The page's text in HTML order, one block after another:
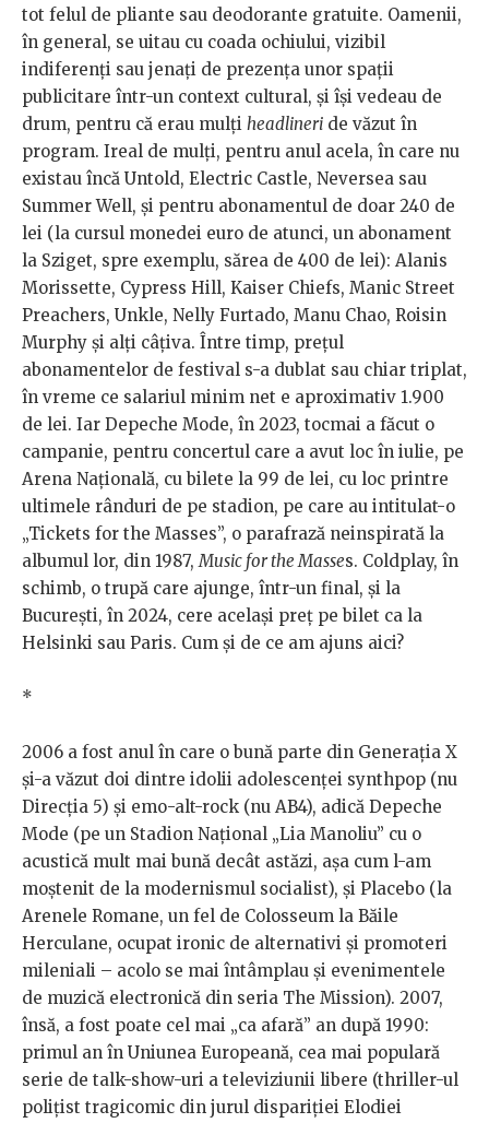
tot felul de pliante sau deodorante gratuite. Oamenii,
în general, se uitau cu coada ochiului, vizibil
indiferenți sau jenați de prezența unor spații
publicitare într-un context cultural, și își vedeau de
drum, pentru că erau mulți headlineri de văzut în
program. Ireal de mulți, pentru anul acela, în care nu
existau încă Untold, Electric Castle, Neversea sau
Summer Well, și pentru abonamentul de doar 240 de
lei (la cursul monedei euro de atunci, un abonament
la Sziget, spre exemplu, sărea de 400 de lei): Alanis
Morissette, Cypress Hill, Kaiser Chiefs, Manic Street
Preachers, Unkle, Nelly Furtado, Manu Chao, Roisin
Murphy și alți câțiva. Între timp, prețul
abonamentelor de festival s-a dublat sau chiar triplat,
în vreme ce salariul minim net e aproximativ 1.900
de lei. Iar Depeche Mode, în 2023, tocmai a făcut o
campanie, pentru concertul care a avut loc în iulie, pe
Arena Națională, cu bilete la 99 de lei, cu loc printre
ultimele rânduri de pe stadion, pe care au intitulat-o
„Tickets for the Masses”, o parafrază neinspirată la
albumul lor, din 1987,Music for the Masses. Coldplay, în
schimb, o trupă care ajunge, într-un final, și la
București, în 2024, cere același preț pe bilet ca la
Helsinki sau Paris. Cum și de ce am ajuns aici?
*
2006 a fost anul în care o bună parte din Generația X
și-a văzut doi dintre idolii adolescenței synthpop (nu
Direcția 5) și emo-alt-rock (nu AB4), adică Depeche
Mode (pe un Stadion Național „Lia Manoliu” cu o
acustică mult mai bună decât astăzi, așa cum l-am
moștenit de la modernismul socialist), și Placebo (la
Arenele Romane, un fel de Colosseum la Băile
Herculane, ocupat ironic de alternativi și promoteri
mileniali – acolo se mai întâmplau și evenimentele
de muzică electronică din seria The Mission). 2007,
însă, a fost poate cel mai „ca afară” an după 1990:
primul an în Uniunea Europeană, cea mai populară
serie de talk-show-uri a televiziunii libere (thriller-ul
polițist tragicomic din jurul dispariției Elodiei